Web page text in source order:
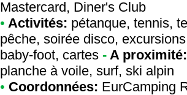
Mastercard, Diner's Club
• Activités: pétanque, tennis,
pêche, soirée disco,
baby-foot, cartes - A proximité:
planche à voile, surf, ski alpin
• Coordonnées: EurCamping